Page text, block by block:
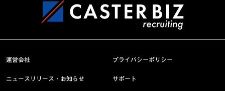
運営会社 プライバシーポリシー
ニュースリリース・お知らせ サポート